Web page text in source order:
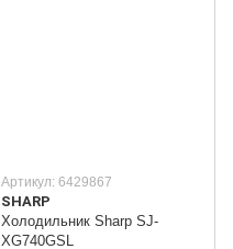
Артикул: 6429867
SHARP
Холодильник Sharp SJ-
XG740GSL